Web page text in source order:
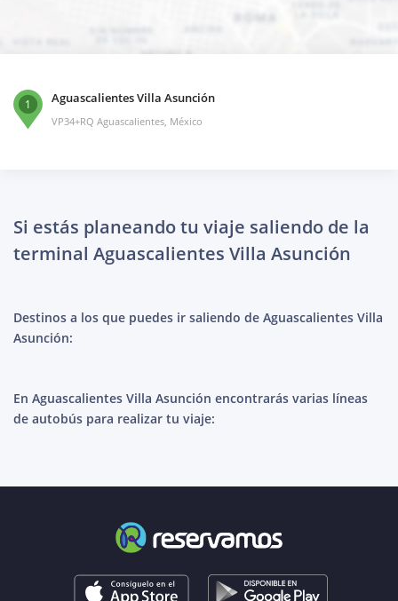
1 Aguascalientes Villa Asunción
VP34+RQ Aguascalientes, México
Si estás planeando tu viaje saliendo de la
terminal Aguascalientes Villa Asunción
Destinos a los que puedes ir saliendo de Aguascalientes Villa
Asunción:
En Aguascalientes Villa Asunción encontrarás varias líneas
de autobús para realizar tu viaje: